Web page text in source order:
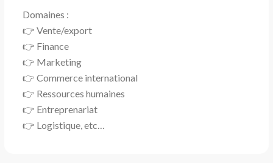
Domaines :
👉 Vente/export
👉 Finance
👉 Marketing
👉 Commerce international
👉 Ressources humaines
👉 Entreprenariat
👉 Logistique, etc…